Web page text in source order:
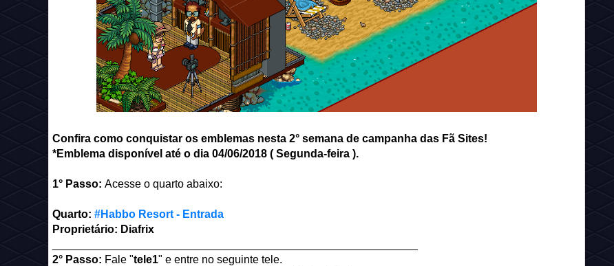
Confira como conquistar os emblemas nesta 2° semana de campanha das Fã Sites!
*Emblema disponível até o dia 04/06/2018 ( Segunda-feira ).
1° Passo: Acesse o quarto abaixo:
Quarto: #Habbo Resort - Entrada
Proprietário: Diafrix
2° Passo: Fale "tele1" e entre no seguinte tele.